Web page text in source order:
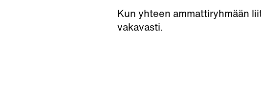
Kun yhteen ammattiryhmään
vakavasti.